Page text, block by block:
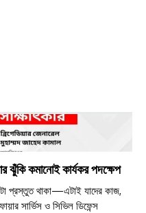
ঝুঁকি কমানোই কার্যকর পদক্ষেপ
প্রস্তুত থাকা—এটাই যাদের কাজ,
সার্ভিস ও সিভিল ডিফেন্স